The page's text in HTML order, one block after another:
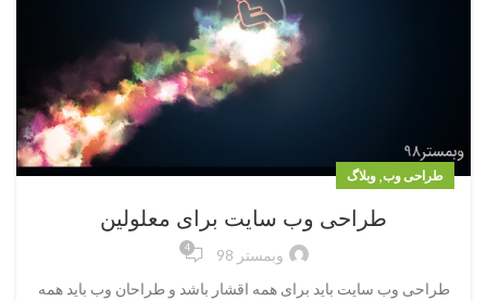
طراحی وب, وبلاگ
طراحی وب سایت برای معلولین
وبمستر 98 4
طراحی وب سایت باید برای همه اقشار باشد و طراحان وب باید همه